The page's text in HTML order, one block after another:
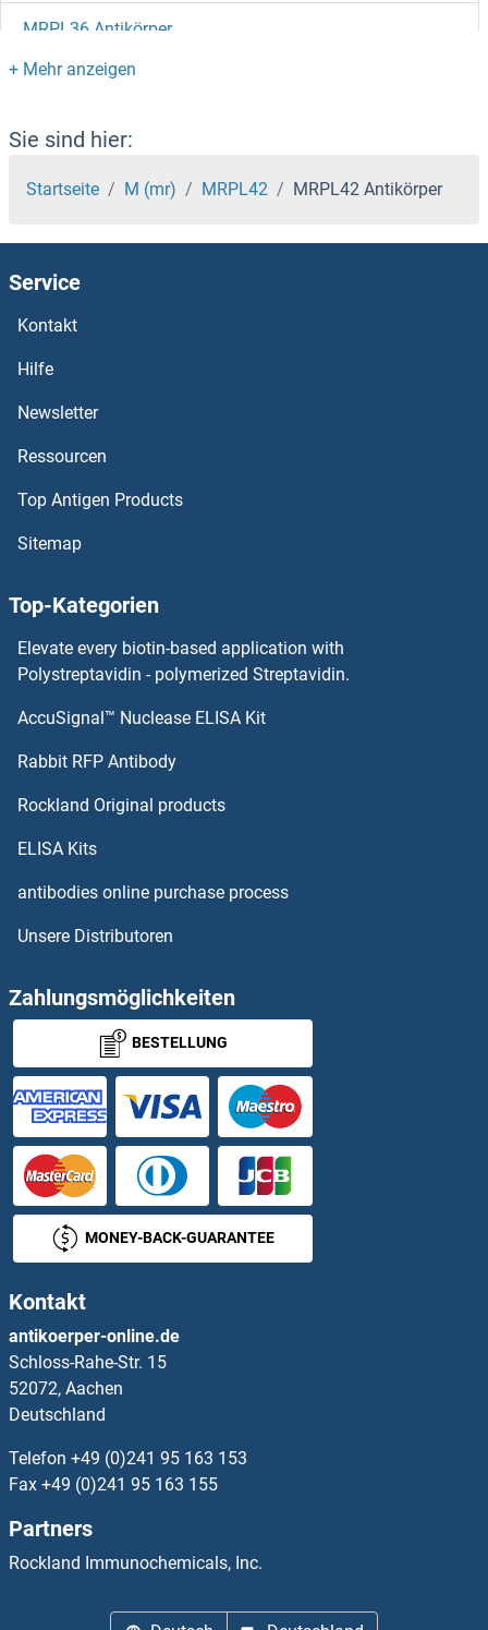
MRPL36 Antikörper
MRPL35 Antikörper
MRPL34 Antikörper
MRPL33 Antikörper
MRPL32 Antikörper
MRPL30 Antikörper
MRPL28 Antikörper
MRPL27 Antikörper
MRPL24 Antikörper
MRPL22 Antikörper
MRPL21 Antikörper
MRPL20 Antikörper
MRPL45 Antikörper
MRPL46 Antikörper
MRPL47 Antikörper
MRPL48 Antikörper
MRPL49 Antikörper
MRPL50 Antikörper
MRPL51 Antikörper
MRPL52 Antikörper
MRPL53 Antikörper
MRPL54 Antikörper
MRPL55 Antikörper
MRPL9 Antikörper
MRPS10 Antikörper
Sie sind hier:
Startseite M (mr) MRPL42 MRPL42 Antikörper
Service
Kontakt
Hilfe
Newsletter
Ressourcen
Top Antigen Products
Sitemap
Top-Kategorien
Elevate every biotin-based application with
Polystreptavidin - polymerized Streptavidin.
AccuSignal™ Nuclease ELISA Kit
Rabbit RFP Antibody
Rockland Original products
ELISA Kits
antibodies online purchase process
Unsere Distributoren
Zahlungsmöglichkeiten
BESTELLUNG
MONEY-BACK-GUARANTEE
Kontakt
antikoerper-online.de
Schloss-Rahe-Str. 15
52072, Aachen
Deutschland
Telefon +49 (0)241 95 163 153
Fax +49 (0)241 95 163 155
Partners
Rockland Immunochemicals, Inc.